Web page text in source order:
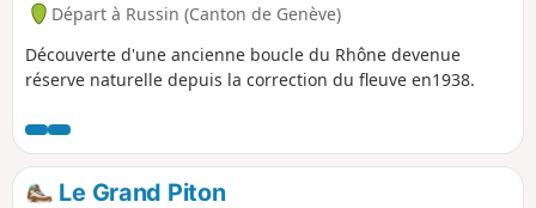
Départ à Russin (Canton de Genève)
Découverte d'une ancienne boucle du Rhône devenue
réserve naturelle depuis la correction du fleuve en1938.
Le Grand Piton